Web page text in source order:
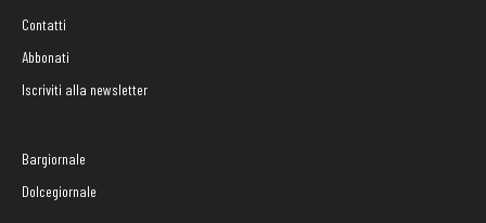
Contatti
Abbonati
Iscriviti alla newsletter
Bargiornale
Dolcegiornale